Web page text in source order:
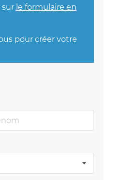
sur le formulaire en
pour créer votre